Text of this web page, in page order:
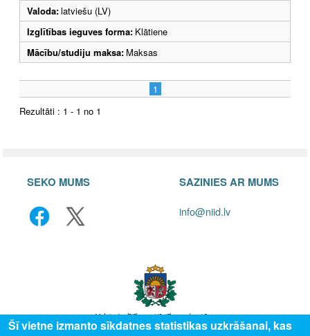
Valoda:latviešu (LV)
Izglītības ieguves forma: Klātiene
Mācību/studiju maksa: Maksas
1
Rezultāti : 1 - 1 no 1
SEKO MUMS SAZINIES AR MUMS
info@niid.lv
Šī vietne izmanto sīkdatnes statistikas uzkrāšanai, kas